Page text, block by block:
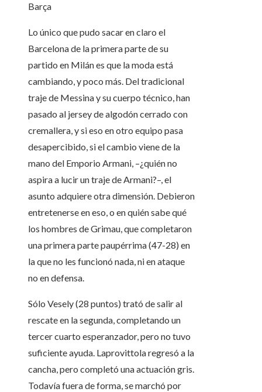
Barça
Lo único que pudo sacar en claro el
Barcelona de la primera parte de su
partido en Milán es que la moda está
cambiando, y poco más. Del tradicional
traje de Messina y su cuerpo técnico, han
pasado al jersey de algodón cerrado con
cremallera, y si eso en otro equipo pasa
desapercibido, si el cambio viene de la
mano del Emporio Armani, –¿quién no
aspira a lucir un traje de Armani?–, el
asunto adquiere otra dimensión. Debieron
entretenerse en eso, o en quién sabe qué
los hombres de Grimau, que completaron
una primera parte paupérrima (47-28) en
la que no les funcionó nada, ni en ataque
no en defensa.
Sólo Vesely (28 puntos) trató de salir al
rescate en la segunda, completando un
tercer cuarto esperanzador, pero no tuvo
suficiente ayuda. Laprovittola regresó a la
cancha, pero completó una actuación gris.
Todavía fuera de forma, se marchó por